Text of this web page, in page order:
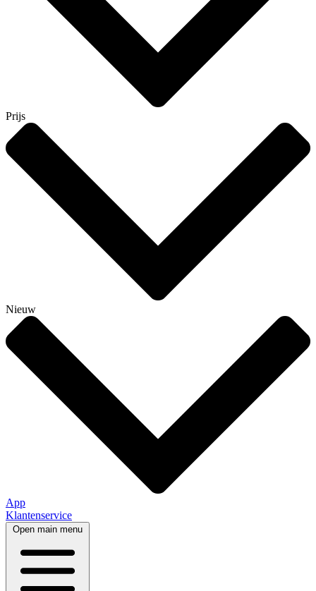
Prijs
Nieuw
App
Klantenservice
Open main menu